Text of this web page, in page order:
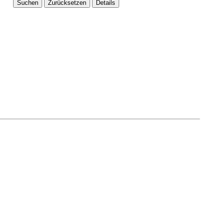
Suchen Zurücksetzen Details